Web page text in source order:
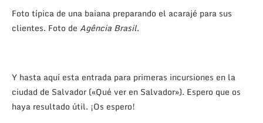
Foto típica de una baiana preparando el acarajé para sus
clientes. Foto de Agência Brasil.
Y hasta aquí esta entrada para primeras incursiones en la
ciudad de Salvador («Qué ver en Salvador»). Espero que os
haya resultado útil. ¡Os espero!